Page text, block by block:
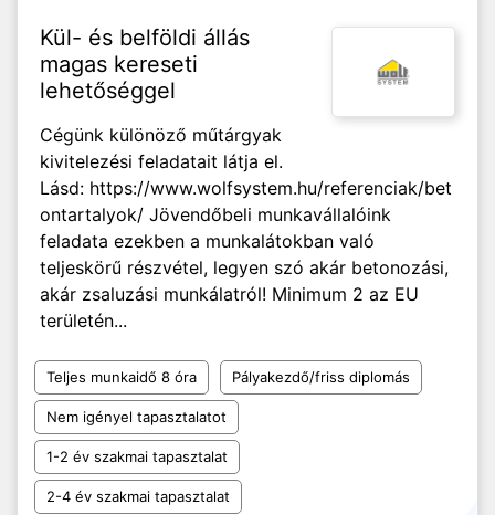
Kül- és belföldi állás
magas kereseti
lehetőséggel
Cégünk különöző műtárgyak
kivitelezési feladatait látja el.
Lásd: https://www.wolfsystem.hu/referenciak/bet
ontartalyok/ Jövendőbeli munkavállalóink
feladata ezekben a munkalátokban való
teljeskörű részvétel, legyen szó akár betonozási,
akár zsaluzási munkálatról! Minimum 2 az EU
területén...
Teljes munkaidő 8 óra Pályakezdő/friss diplomás
Nem igényel tapasztalatot
1-2 év szakmai tapasztalat
2-4 év szakmai tapasztalat